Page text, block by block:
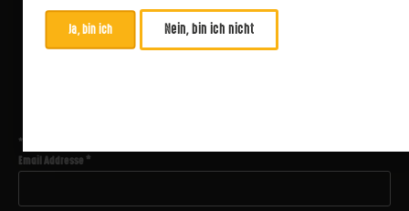
*
Email Addresse*
Ja, bin ich Nein, bin ich nicht